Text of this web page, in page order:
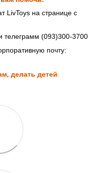
LivToys на странице с
телеграмм (093)300-3700
почту:
делать детей